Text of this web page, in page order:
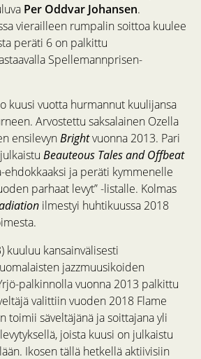
Per Oddvar Johansen.
vierailleen rumpalin soittoa kuulee
peräti 6 on palkittu
Spellemannprisen-
kuusi vuotta hurmannut kuulijansa
Arvostettu saksalainen Ozella
ensilevyn Brightvuonna 2013. Pari
Beauteous Tales and Offbeat
ehdokkaaksi ja peräti kymmenelle
parhaat levyt” -listalle. Kolmas
ilmestyi huhtikuussa 2018
kuuluu kansainvälisesti
jazzmuusikoiden
palkinnolla vuonna 2013 palkittu
valittiin vuoden 2018 Flame
toimii säveltäjänä ja soittajana yli
joista kuusi on julkaistu
Ikosen tällä hetkellä aktiivisiin